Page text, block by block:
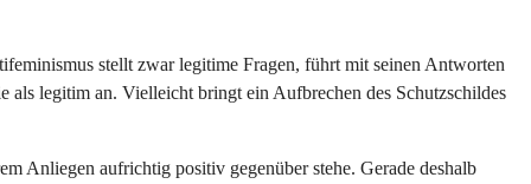
stellt zwar legitime Fragen, führt mit seinen Antworten
als legitim an. Vielleicht bringt ein Aufbrechen des Schutzschildes
Anliegen aufrichtig positiv gegenüber stehe. Gerade deshalb